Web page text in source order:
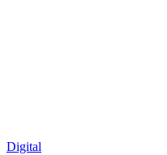
Digital